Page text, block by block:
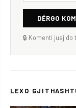
DËRGO
🔒 Komenti juaj
LEXO